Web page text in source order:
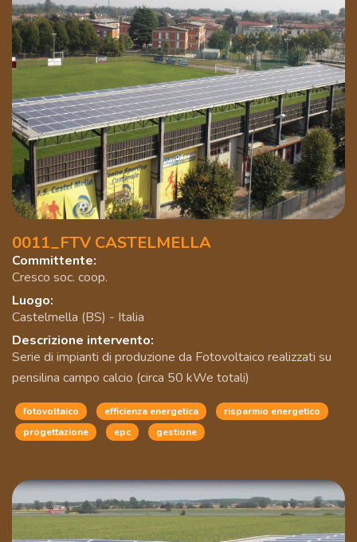
0011_FTV CASTELMELLA
Committente:
Cresco soc. coop.
Luogo:
Castelmella (BS) - Italia
Descrizione intervento:
Serie di impianti di produzione da Fotovoltaico realizzati su
pensilina campo calcio (circa 50 kWe totali)
fotovoltaico efficienza energetica
risparmio energetico
progettazione
epc gestione